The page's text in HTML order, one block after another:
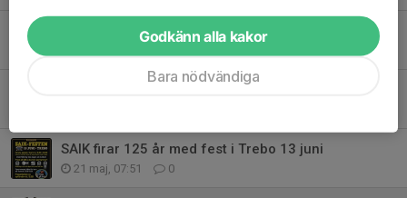
Härliga tider
SAIK firar 125 år med fest i Trebo 13 juni
21 maj, 07:51 0
Godkänn alla kakor
Bara nödvändiga